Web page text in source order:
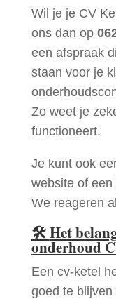
Wil je je CV
ons dan op
een afspraak
staan voor je
Zo weet je
functioneert.
Je kunt ook
website of
We reageren
🛠Het
onderhoud
Een cv-ketel
goed te